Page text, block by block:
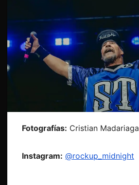
Fotografías: Cristian Madariaga
Instagram: @rockup_midnight